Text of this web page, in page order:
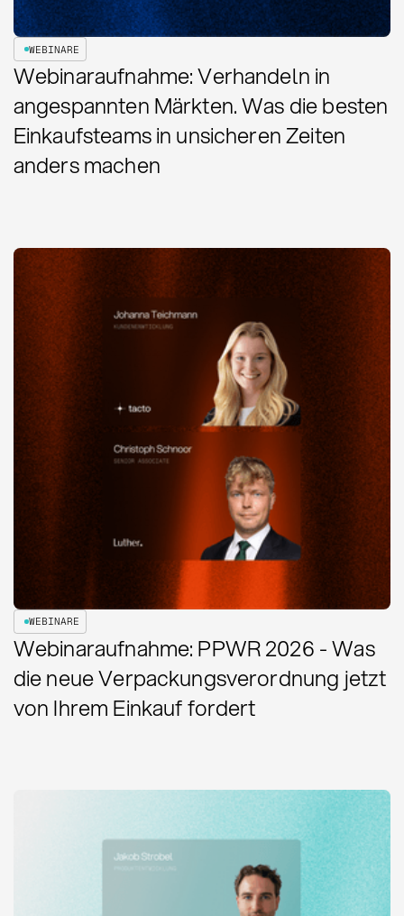
WEBINARE
Webinaraufnahme: Verhandeln in
angespannten Märkten. Was die besten
Einkaufsteams in unsicheren Zeiten
anders machen
WEBINARE
Webinaraufnahme: PPWR 2026 - Was
die neue Verpackungsverordnung jetzt
von Ihrem Einkauf fordert